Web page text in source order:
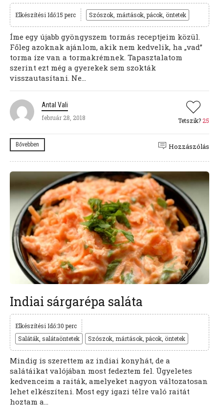
Elkészítési Idő:15 perc Szószok, mártások, pácok, öntetek
Íme egy újabb gyöngyszem tormás receptjeim közül.
Főleg azoknak ajánlom, akik nem kedvelik, ha „vad”
torma íze van a tormakrémnek. Tapasztalatom
szerint ezt még a gyerekek sem szokták
visszautasítani. Ne...
Antal Vali
február 28, 2018
Tetszik?25
Bővebben Hozzászólás
Indiai sárgarépa saláta
Elkészítési Idő:30 perc
Saláták, salátaöntetek
Szószok, mártások, pácok, öntetek
Mindig is szerettem az indiai konyhát, de a
salátáikat valójában most fedeztem fel. Ügyeletes
kedvenceim a raiták, amelyeket nagyon változatosan
lehet elkészíteni. Most egy igazi télre való raitát
hoztam a...